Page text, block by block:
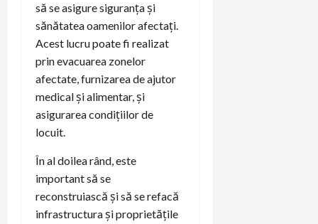
să se asigure siguranța și
sănătatea oamenilor afectați.
Acest lucru poate fi realizat
prin evacuarea zonelor
afectate, furnizarea de ajutor
medical și alimentar, și
asigurarea condițiilor de
locuit.
În al doilea rând, este
important să se
reconstruiască și să se refacă
infrastructura și proprietățile